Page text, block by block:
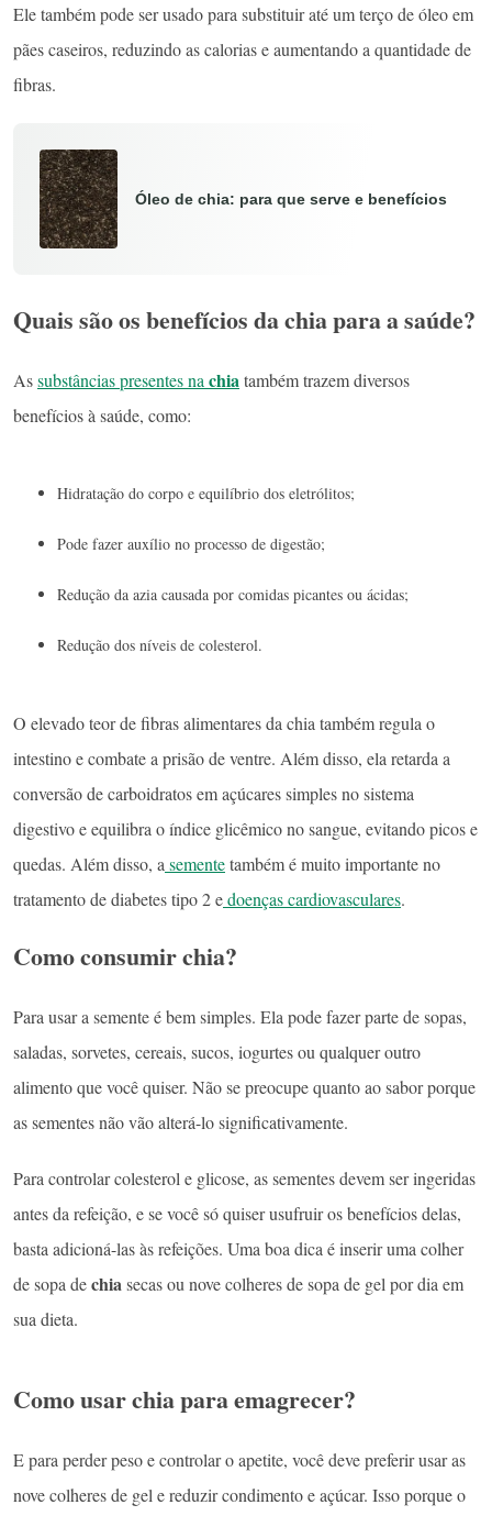
Ele também pode ser usado para substituir até um terço de óleo em
pães caseiros, reduzindo as calorias e aumentando a quantidade de
fibras.
Óleo de chia: para que serve e benefícios
Quais são os benefícios da chia para a saúde?
Assubstâncias presentes na chiatambém trazem diversos
benefícios à saúde, como:
Hidratação do corpo e equilíbrio dos eletrólitos;
Pode fazer auxílio no processo de digestão;
Redução da azia causada por comidas picantes ou ácidas;
Redução dos níveis de colesterol.
O elevado teor de fibras alimentares da chia também regula o
intestino e combate a prisão de ventre. Além disso, ela retarda a
conversão de carboidratos em açúcares simples no sistema
digestivo e equilibra o índice glicêmico no sangue, evitando picos e
quedas. Além disso, a sementetambém é muito importante no
tratamento de diabetes tipo 2 edoenças cardiovasculares.
Como consumir chia?
Para usar a semente é bem simples. Ela pode fazer parte de sopas,
saladas, sorvetes, cereais, sucos, iogurtes ou qualquer outro
alimento que você quiser. Não se preocupe quanto ao sabor porque
as sementes não vão alterá-lo significativamente.
Para controlar colesterol e glicose, as sementes devem ser ingeridas
antes da refeição, e se você só quiser usufruir os benefícios delas,
basta adicioná-las às refeições. Uma boa dica é inserir uma colher
de sopa dechiasecas ou nove colheres de sopa de gel por dia em
sua dieta.
Como usar chia para emagrecer?
E para perder peso e controlar o apetite, você deve preferir usar as
nove colheres de gel e reduzir condimento e açúcar. Isso porque o